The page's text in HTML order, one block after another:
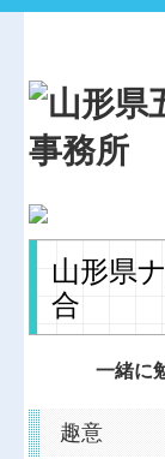
HOME
事務所紹介
経営理念
関連事業案内
相続贈与・事業承
山形県
合
一緒に
趣意